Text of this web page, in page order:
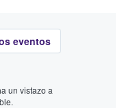
eventos
un vistazo a